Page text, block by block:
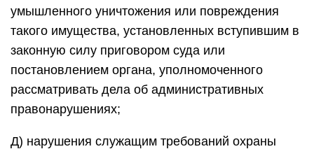
умышленного уничтожения или повреждения
такого имущества, установленных вступившим в
законную силу приговором суда или
постановлением органа, уполномоченного
рассматривать дела об административных
правонарушениях;
Д) нарушения служащим требований охраны